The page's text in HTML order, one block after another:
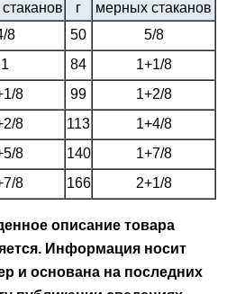
г
мерных стаканов
8 50
5/8
1 84
1+1/8
8 99
1+2/8
8 113
1+4/8
8 140
1+7/8
8 166 2+1/8
описание товара
Информация носит
и основана на последних